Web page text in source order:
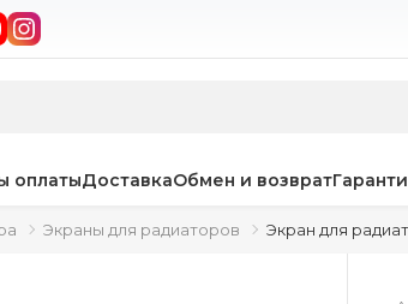
оплатыДоставкаОбмен и возврат
Экраны для радиаторов Экран для